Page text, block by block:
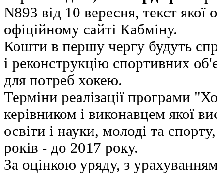
N893 від 10 вересня, текст
офіційному сайті Кабміну.
Кошти в першу чергу будуть
і реконструкцію спортивних
для потреб хокею.
Терміни реалізації програми
керівником і виконавцем якої
освіти і науки, молоді та
років - до 2017 року.
За оцінкою уряду, з